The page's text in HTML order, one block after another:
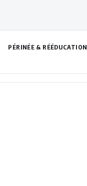
PÉRINÉE & RÉÉDUCATION